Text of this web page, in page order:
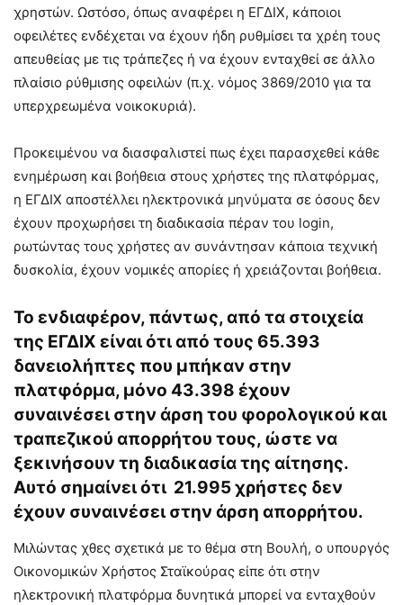
χρηστών. Ωστόσο, όπως αναφέρει η ΕΓΔΙΧ, κάποιοι
οφειλέτες ενδέχεται να έχουν ήδη ρυθμίσει τα χρέη τους
απευθείας με τις τράπεζες ή να έχουν ενταχθεί σε άλλο
πλαίσιο ρύθμισης οφειλών (π.χ. νόμος 3869/2010 για τα
υπερχρεωμένα νοικοκυριά).
Προκειμένου να διασφαλιστεί πως έχει παρασχεθεί κάθε
ενημέρωση και βοήθεια στους χρήστες της πλατφόρμας,
η ΕΓΔΙΧ αποστέλλει ηλεκτρονικά μηνύματα σε όσους δεν
έχουν προχωρήσει τη διαδικασία πέραν του login,
ρωτώντας τους χρήστες αν συνάντησαν κάποια τεχνική
δυσκολία, έχουν νομικές απορίες ή χρειάζονται βοήθεια.
Το ενδιαφέρον, πάντως, από τα στοιχεία
της ΕΓΔΙΧ είναι ότι από τους 65.393
δανειολήπτες που μπήκαν στην
πλατφόρμα, μόνο 43.398 έχουν
συναινέσει στην άρση του φορολογικού και
τραπεζικού απορρήτου τους, ώστε να
ξεκινήσουν τη διαδικασία της αίτησης.
Αυτό σημαίνει ότι 21.995 χρήστες δεν
έχουν συναινέσει στην άρση απορρήτου.
Μιλώντας χθες σχετικά με το θέμα στη Βουλή, ο υπουργός
Οικονομικών Χρήστος Σταϊκούρας είπε ότι στην
ηλεκτρονική πλατφόρμα δυνητικά μπορεί να ενταχθούν